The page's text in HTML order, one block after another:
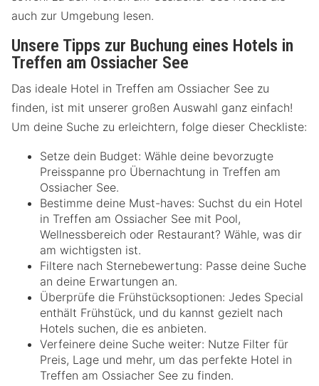
auch zur Umgebung lesen.
Unsere Tipps zur Buchung eines Hotels in
Treffen am Ossiacher See
Das ideale Hotel in Treffen am Ossiacher See zu
finden, ist mit unserer großen Auswahl ganz einfach!
Um deine Suche zu erleichtern, folge dieser Checkliste:
Setze dein Budget: Wähle deine bevorzugte
Preisspanne pro Übernachtung in Treffen am
Ossiacher See.
Bestimme deine Must-haves: Suchst du ein Hotel
in Treffen am Ossiacher See mit Pool,
Wellnessbereich oder Restaurant? Wähle, was dir
am wichtigsten ist.
Filtere nach Sternebewertung: Passe deine Suche
an deine Erwartungen an.
Überprüfe die Frühstücksoptionen: Jedes Special
enthält Frühstück, und du kannst gezielt nach
Hotels suchen, die es anbieten.
Verfeinere deine Suche weiter: Nutze Filter für
Preis, Lage und mehr, um das perfekte Hotel in
Treffen am Ossiacher See zu finden.